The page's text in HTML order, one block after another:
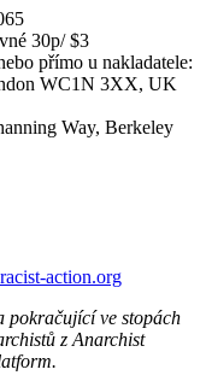
30p/ $3
přímo u nakladatele:
WC1N 3XX, UK
Way, Berkeley
action.org
pokračující ve stopách
z Anarchist